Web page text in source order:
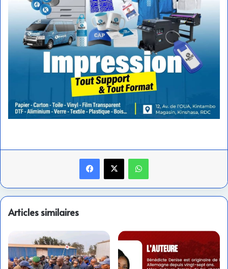
Facebook
X WhatsApp
Articles similaires